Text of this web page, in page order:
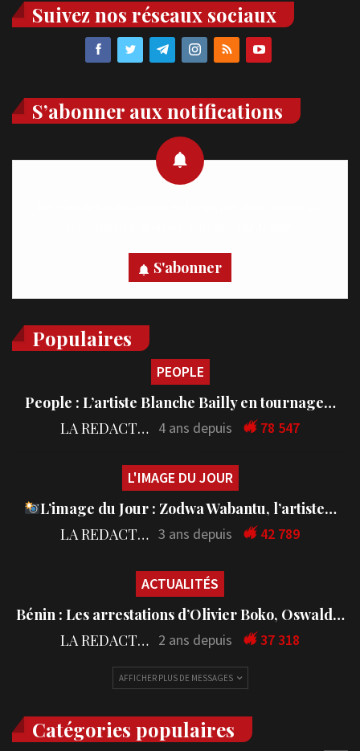
Suivez nos réseaux sociaux
S’abonner aux notifications
S'abonner
Populaires
PEOPLE
People : L’artiste Blanche Bailly en tournage…
LA REDACTION 4 ans depuis 78 547
L'IMAGE DU JOUR
L’image du Jour : Zodwa Wabantu, l’artiste…
LA REDACTION 3 ans depuis 42 789
ACTUALITÉS
Bénin : Les arrestations d’Olivier Boko, Oswald…
LA REDACTION 2 ans depuis 37 318
AFFICHER PLUS DE MESSAGES
Catégories populaires